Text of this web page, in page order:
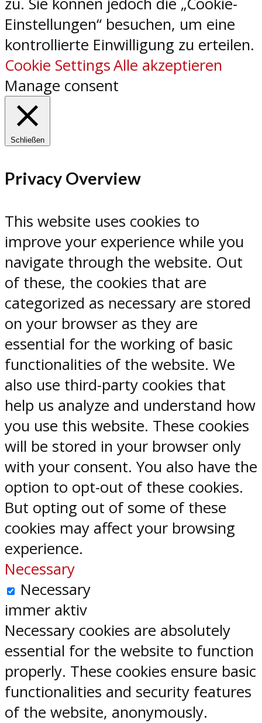
Einstellungen“ besuchen, um eine
kontrollierte Einwilligung zu erteilen.
Cookie SettingsAlle akzeptieren
Manage consent
Schließen
Privacy Overview
This website uses cookies to
improve your experience while you
navigate through the website. Out
of these, the cookies that are
categorized as necessary are stored
on your browser as they are
essential for the working of basic
functionalities of the website. We
also use third-party cookies that
help us analyze and understand how
you use this website. These cookies
will be stored in your browser only
with your consent. You also have the
option to opt-out of these cookies.
But opting out of some of these
cookies may affect your browsing
experience.
Necessary
Necessary
immer aktiv
Necessary cookies are absolutely
essential for the website to function
properly. These cookies ensure basic
functionalities and security features
of the website, anonymously.